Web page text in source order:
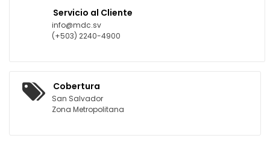
Servicio al Cliente
info@mdc.sv
(+503) 2240-4900
Cobertura
San Salvador
Zona Metropolitana